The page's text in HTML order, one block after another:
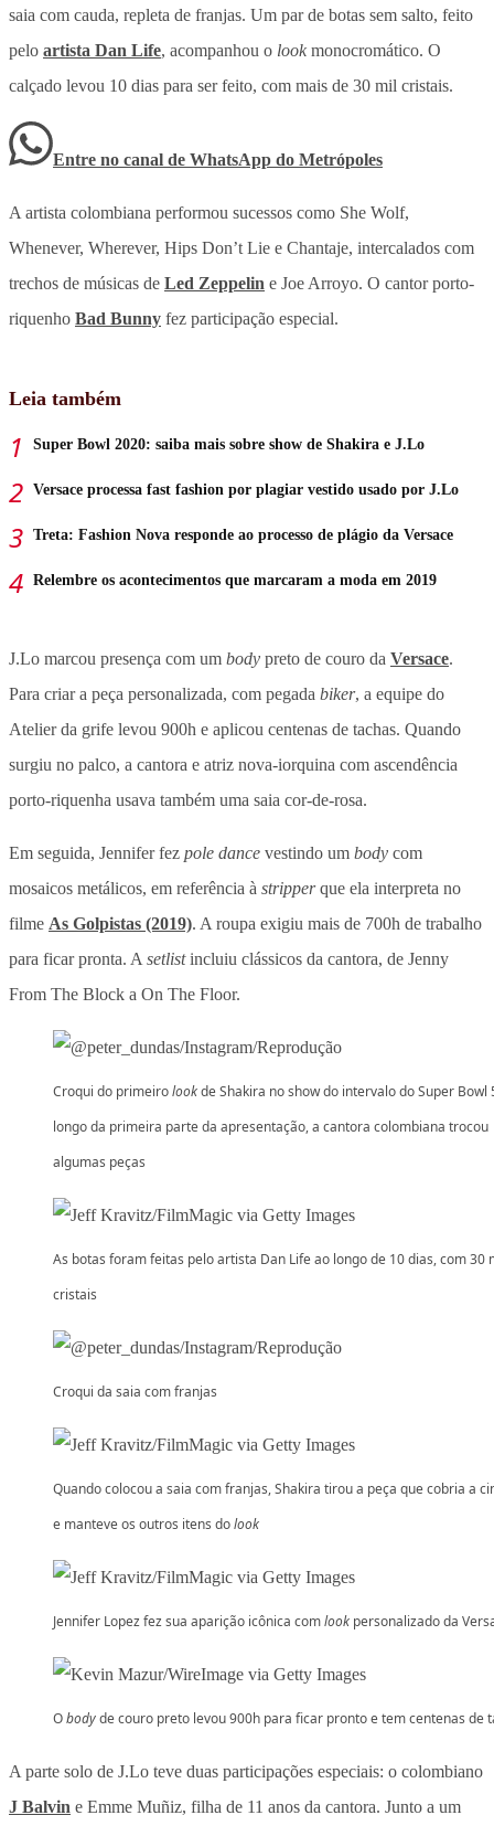
saia com cauda, repleta de franjas. Um par de botas sem salto, feito
pelo artista Dan Life, acompanhou o look monocromático. O
calçado levou 10 dias para ser feito, com mais de 30 mil cristais.
Entre no canal de WhatsApp do Metrópoles
A artista colombiana performou sucessos como She Wolf,
Whenever, Wherever, Hips Don’t Lie e Chantaje, intercalados com
trechos de músicas de Led Zeppelin e Joe Arroyo. O cantor porto-
riquenho Bad Bunny fez participação especial.
Leia também
Super Bowl 2020: saiba mais sobre show de Shakira e J.Lo
Versace processa fast fashion por plagiar vestido usado por J.Lo
Treta: Fashion Nova responde ao processo de plágio da Versace
Relembre os acontecimentos que marcaram a moda em 2019
J.Lo marcou presença com um body preto de couro da Versace.
Para criar a peça personalizada, com pegada biker, a equipe do
Atelier da grife levou 900h e aplicou centenas de tachas. Quando
surgiu no palco, a cantora e atriz nova-iorquina com ascendência
porto-riquenha usava também uma saia cor-de-rosa.
Em seguida, Jennifer fez pole dance vestindo um body com
mosaicos metálicos, em referência à stripperque ela interpreta no
filme As Golpistas (2019). A roupa exigiu mais de 700h de trabalho
para ficar pronta. A setlistincluiu clássicos da cantora, de Jenny
From The Block a On The Floor.
Croqui do primeirolookde Shakira no show do intervalo do Super Bowl
longo da primeira parte da apresentação, a cantora colombiana trocou
algumas peças
As botas foram feitas pelo artista Dan Life ao longo de 10 dias, com 30
cristais
Croqui da saia com franjas
Quando colocou a saia com franjas, Shakira tirou a peça que cobria a
e manteve os outros itens dolook
Jennifer Lopez fez sua aparição icônica comlook personalizado da
Obodyde couro preto levou 900h para ficar pronto e tem centenas de
A parte solo de J.Lo teve duas participações especiais: o colombiano
J Balvin e Emme Muñiz, filha de 11 anos da cantora. Junto a um